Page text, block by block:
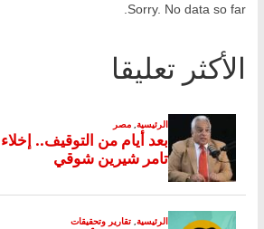
Sorry. No data so far.
الأكثر تعليقا